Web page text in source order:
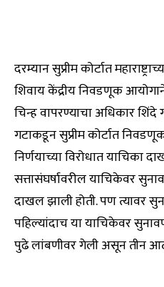
दरम्यान सुप्रीम कोर्टात
शिवाय केंद्रीय निवडणूक
चिन्ह वापरण्याचा अधिकार शिंदे
गटाकडून सुप्रीम कोर्टात
निर्णयाच्या विरोधात याचिका
सत्तासंघर्षावरील याचिकेवर
दाखल झाली होती. पण त्यावर
पहिल्यांदाच या याचिकेवर
पुढे लांबणीवर गेली असून तीन